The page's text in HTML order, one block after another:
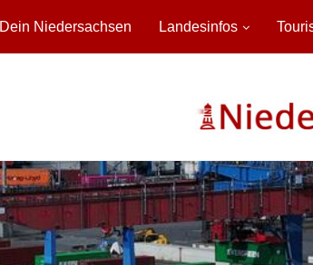
Dein Niedersachsen Landesinfos